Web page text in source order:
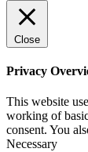
Close
Privacy
This website
working of
consent. You
Necessary